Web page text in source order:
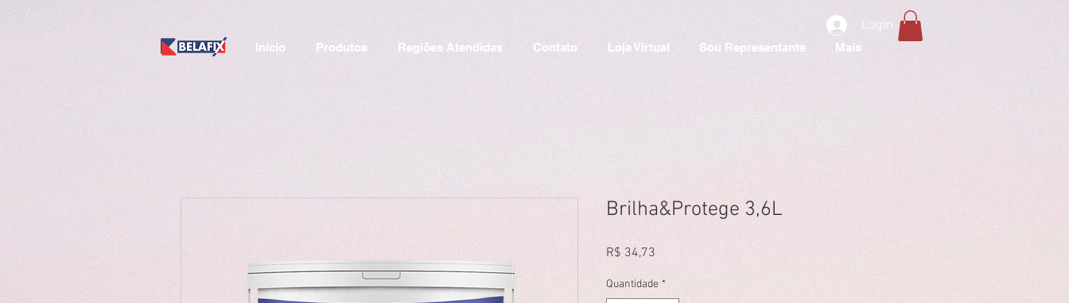
Início Produtos Regiões Atendidas Contato Loja Virtual Sou Representante Mais
Login
Brilha&Protege 3,6L
R$ 34,73
Quantidade *